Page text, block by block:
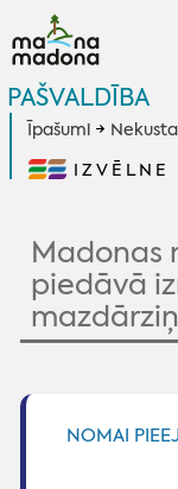
PAŠVALDĪBA
Īpašumi
IZVĒLNE
Madonas
piedāvā
NOMAI